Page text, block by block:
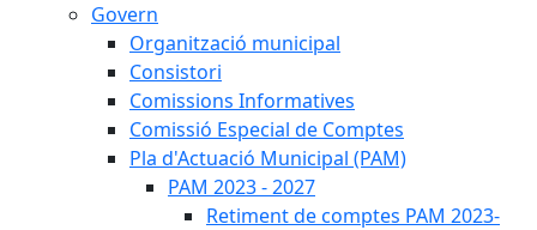
Govern
Organització municipal
Consistori
Comissions Informatives
Comissió Especial de Comptes
Pla d'Actuació Municipal (PAM)
PAM 2023 - 2027
Retiment de comptes PAM 2023-